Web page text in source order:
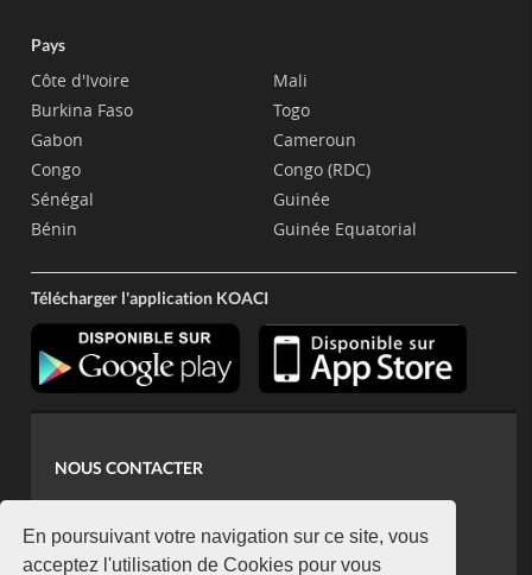
En poursuivant votre navigation sur ce site, vous
acceptez l'utilisation de Cookies pour vous
Pays
Côte d'Ivoire
Burkina Faso
Gabon
Congo
Sénégal
Bénin
Mali
Togo
Cameroun
Congo (RDC)
Guinée
Guinée Equatorial
Télécharger l'application KOACI
NOUS CONTACTER
koaci@yahoo.fr